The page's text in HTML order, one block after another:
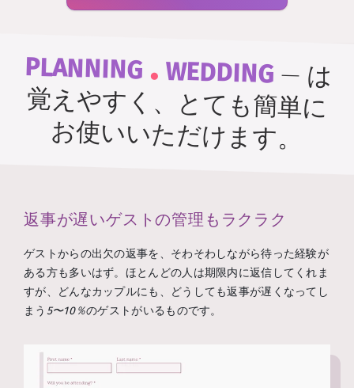
PLANNING . WEDDING— は
覚えやすく、とても簡単に
お使いいただけます。
返事が遅いゲストの管理もラクラク
ゲストからの出欠の返事を、そわそわしながら待った経験が
ある方も多いはず。ほとんどの人は期限内に返信してくれま
すが、どんなカップルにも、どうしても返事が遅くなってし
まう 5〜10％のゲストがいるものです。